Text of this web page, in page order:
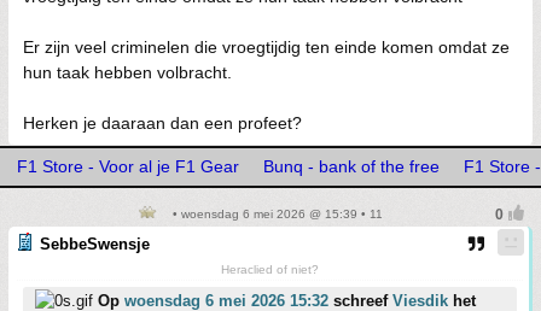
Er zijn veel criminelen die vroegtijdig ten einde komen omdat ze
hun taak hebben volbracht.
Herken je daaraan dan een profeet?
F1 Store - Voor al je F1 Gear Bunq - bank of the free F1 Store
• woensdag 6 mei 2026 @ 15:39 • 11
SebbeSwensje
Heraclied of niet?
Op woensdag 6 mei 2026 15:32 schreef Viesdik het